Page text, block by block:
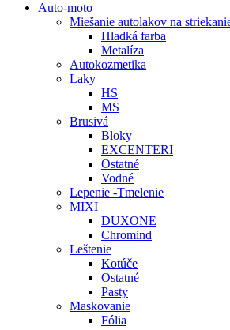
Auto-moto
Miešanie autolakov na
Hladká farba
Metalíza
Autokozmetika
Laky
HS
MS
Brusivá
Bloky
EXCENTERI
Ostatné
Vodné
Lepenie -Tmelenie
MIXI
DUXONE
Chromind
Leštenie
Kotúče
Ostatné
Pasty
Maskovanie
Fólia